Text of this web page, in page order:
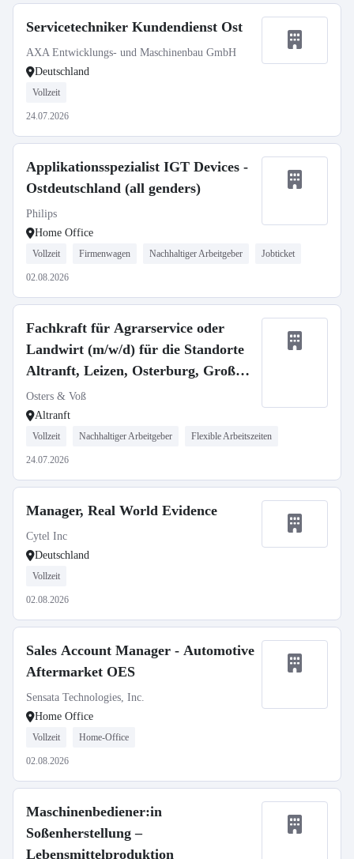
Servicetechniker Kundendienst Ost
AXA Entwicklungs- und Maschinenbau GmbH
Deutschland
Vollzeit
24.07.2026
Applikationsspezialist IGT Devices -
Ostdeutschland (all genders)
Philips
Home Office
Vollzeit Firmenwagen Nachhaltiger Arbeitgeber Jobticket
02.08.2026
Fachkraft für Agrarservice oder
Landwirt (m/w/d) für die Standorte
Altranft, Leizen, Osterburg, Groß
Gottschow
Osters & Voß
Altranft
Vollzeit Nachhaltiger Arbeitgeber Flexible Arbeitszeiten
24.07.2026
Manager, Real World Evidence
Cytel Inc
Deutschland
Vollzeit
02.08.2026
Sales Account Manager - Automotive
Aftermarket OES
Sensata Technologies, Inc.
Home Office
Vollzeit Home-Office
02.08.2026
Maschinenbediener:in
Soßenherstellung –
Lebensmittelproduktion